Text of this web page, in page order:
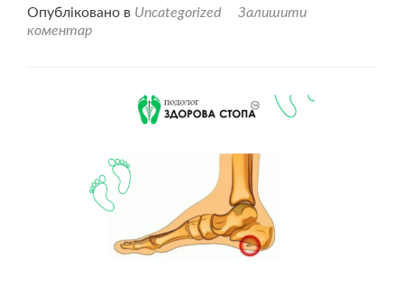
проКомп’ютерна
Опубліковано в Uncategorized
Залишити
коментар